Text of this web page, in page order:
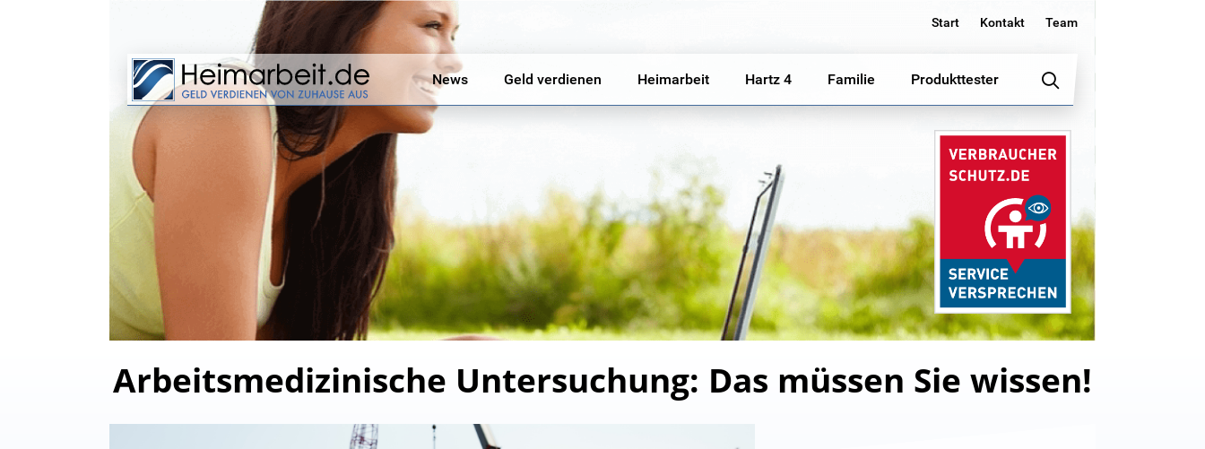
Start Kontakt Team
News Geld verdienen Heimarbeit Hartz 4 Familie Produkttester
Arbeitsmedizinische Untersuchung: Das müssen Sie wissen!